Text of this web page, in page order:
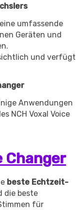
umfassende
Geräten und
und verfügt
Anwendungen
NCH Voxal Voice
Changer
beste Echtzeit-
die beste
für
with